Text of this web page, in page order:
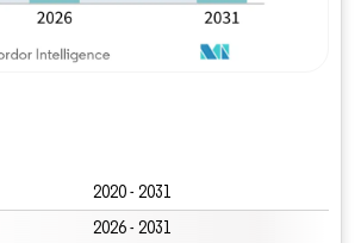
2020 - 2031
2026 - 2031